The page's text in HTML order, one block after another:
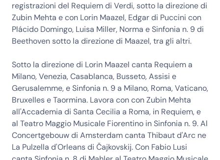
registrazioni del Requiem di Verdi, sotto la direzione di
Zubin Mehta e con Lorin Maazel, Edgar di Puccini con
Plácido Domingo, Luisa Miller, Norma e Sinfonia n. 9 di
Beethoven sotto la direzione di Maazel, tra gli altri.
Sotto la direzione di Lorin Maazel canta Requiem a
Milano, Venezia, Casablanca, Busseto, Assisi e
Gerusalemme, e Sinfonia n. 9 a Milano, Roma, Vaticano,
Bruxelles e Taormina. Lavora con con Zubin Mehta
all'Accademia di Santa Cecilia a Roma, in Requiem, e
al Teatro Maggio Musicale Fiorentino in Sinfonia n. 9. Al
Concertgebouw di Amsterdam canta Thibaut d'Arc ne
La Pulzella d'Orleans di Čajkovskij. Con Fabio Lusi